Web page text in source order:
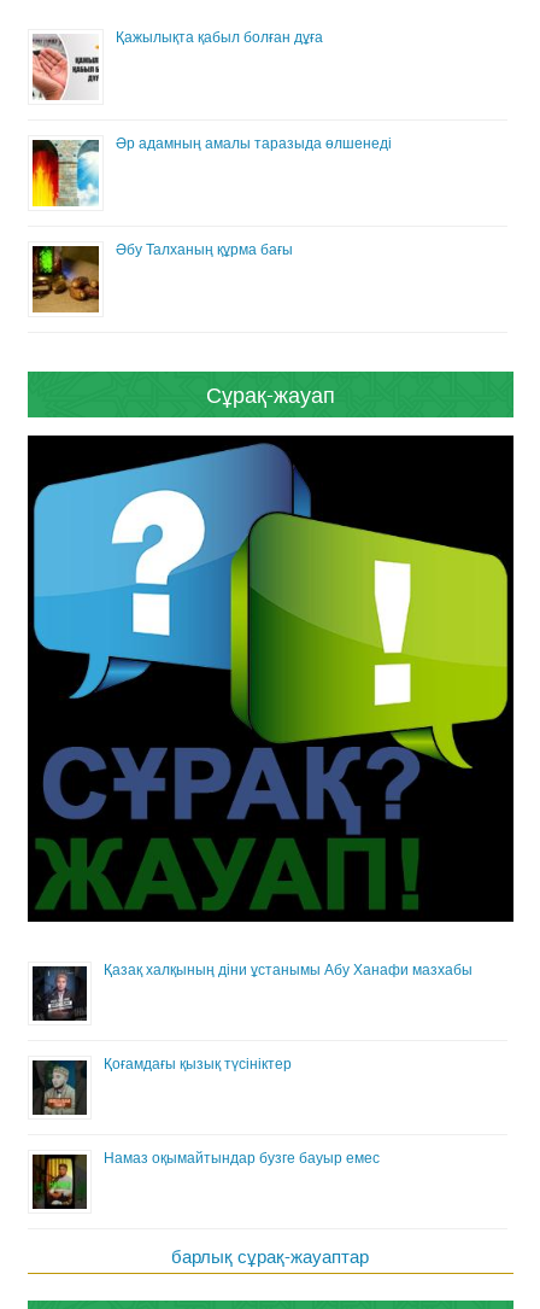
Қажылықта қабыл болған дұға
Әр адамның амалы таразыда өлшенеді
Әбу Талханың құрма бағы
Сұрақ-жауап
Қазақ халқының діни ұстанымы Абу Ханафи мазхабы
Қоғамдағы қызық түсініктер
Намаз оқымайтындар бузге бауыр емес
барлық сұрақ-жауаптар